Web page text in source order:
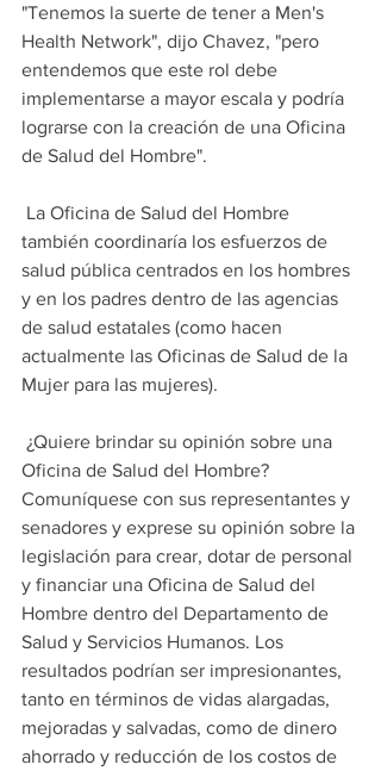
"Tenemos la suerte de tener a Men's
Health Network", dijo Chavez, "pero
entendemos que este rol debe
implementarse a mayor escala y podría
lograrse con la creación de una Oficina
de Salud del Hombre".
también coordinaría los esfuerzos de
salud pública centrados en los hombres
y en los padres dentro de las agencias
de salud estatales (como hacen
actualmente las Oficinas de Salud de la
Mujer para las mujeres).
Oficina de Salud del Hombre?
Comuníquese con sus representantes y
senadores y exprese su opinión sobre la
legislación para crear, dotar de personal
y financiar una Oficina de Salud del
Hombre dentro del Departamento de
Salud y Servicios Humanos. Los
resultados podrían ser impresionantes,
tanto en términos de vidas alargadas,
mejoradas y salvadas, como de dinero
ahorrado y reducción de los costos de